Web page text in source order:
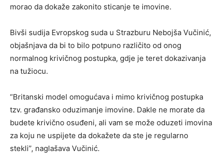
morao da dokaže zakonito sticanje te imovine.
Bivši sudija Evropskog suda u Strazburu Nebojša Vučinić,
objašnjava da bi to bilo potpuno različito od onog
normalnog krivičnog postupka, gdje je teret dokazivanja
na tužiocu.
“Britanski model omogućava i mimo krivičnog postupka
tzv. građansko oduzimanje imovine. Dakle ne morate da
budete krivično osuđeni, ali vam se može oduzeti imovina
za koju ne uspijete da dokažete da ste je regularno
stekli”, naglašava Vučinić.